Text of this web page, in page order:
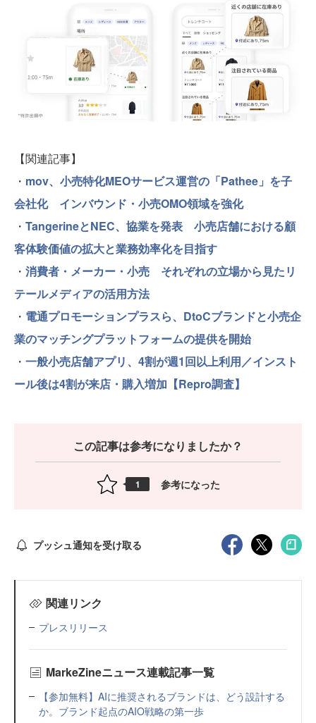
【関連記事】
・ mov、小売特化MEOサービス運営の「Pathee」を子
会社化 インバウンド・小売OMO領域を強化
・ TangerineとNEC、協業を発表 小売店舗における顧
客体験価値の拡大と業務効率化を目指す
・ 消費者・メーカー・小売 それぞれの立場から見たリ
テールメディアの活用方法
・ 電通プロモーションプラスら、DtoCブランドと小売企
業のマッチングプラットフォームの提供を開始
・ 一般小売店舗アプリ、4割が週1回以上利用／インスト
ール後は4割が来店・購入増加【Repro調査】
この記事は参考になりましたか？
1 参考になった
プッシュ通知を受け取る
関連リンク
プレスリリース
MarkeZineニュース連載記事一覧
【参加無料】AIに推奨されるブランドは、どう設計する
か。ブランド起点のAIO戦略の第一歩